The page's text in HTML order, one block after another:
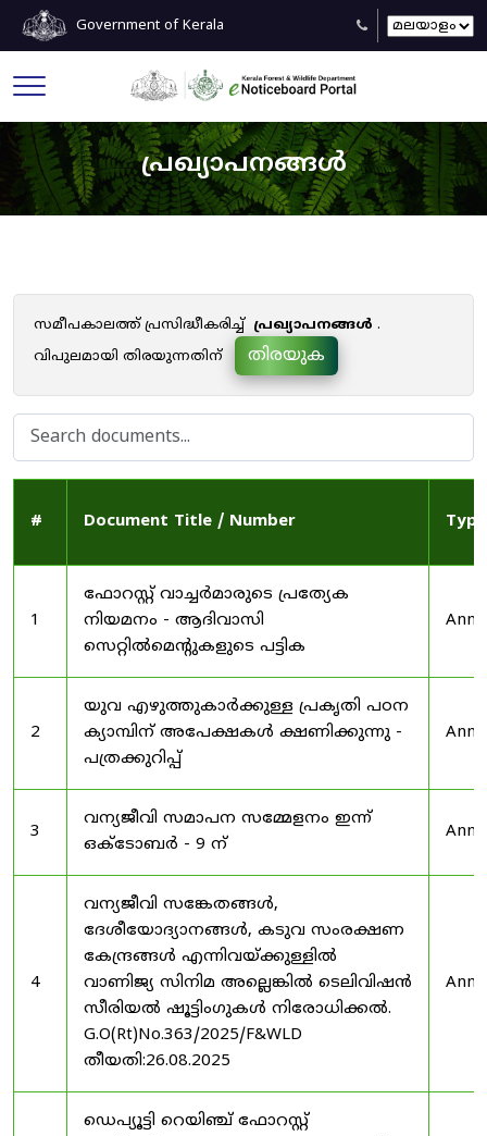
Government of Kerala
പ്രഖ്യാപനങ്ങൾ
സമീപകാലത്ത് പ്രസിദ്ധീകരിച്ച് പ്രഖ്യാപനങ്ങൾ .
വിപുലമായി തിരയുന്നതിന്
തിരയുക
# Document Title / Number Type
1
ഫോറസ്റ്റ് വാച്ചർമാരുടെ പ്രത്യേക
നിയമനം - ആദിവാസി
സെറ്റിൽമെന്റുകളുടെ പട്ടിക
2
യുവ എഴുത്തുകാർക്കുള്ള പ്രകൃതി പഠന
ക്യാമ്പിന് അപേക്ഷകൾ ക്ഷണിക്കുന്നു -
പത്രക്കുറിപ്പ്
3
വന്യജീവി സമാപന സമ്മേളനം ഇന്ന്
ഒക്ടോബർ - 9 ന്
4
വന്യജീവി സങ്കേതങ്ങൾ,
ദേശീയോദ്യാനങ്ങൾ, കടുവ സംരക്ഷണ
കേന്ദ്രങ്ങൾ എന്നിവയ്ക്കുള്ളിൽ
വാണിജ്യ സിനിമ അല്ലെങ്കിൽ ടെലിവിഷൻ
സീരിയൽ ഷൂട്ടിംഗുകൾ നിരോധിക്കൽ.
G.O(Rt)No.363/2025/F&WLD
തീയതി:26.08.2025
ഡെപ്യൂട്ടി റെയിഞ്ച് ഫോറസ്റ്റ്